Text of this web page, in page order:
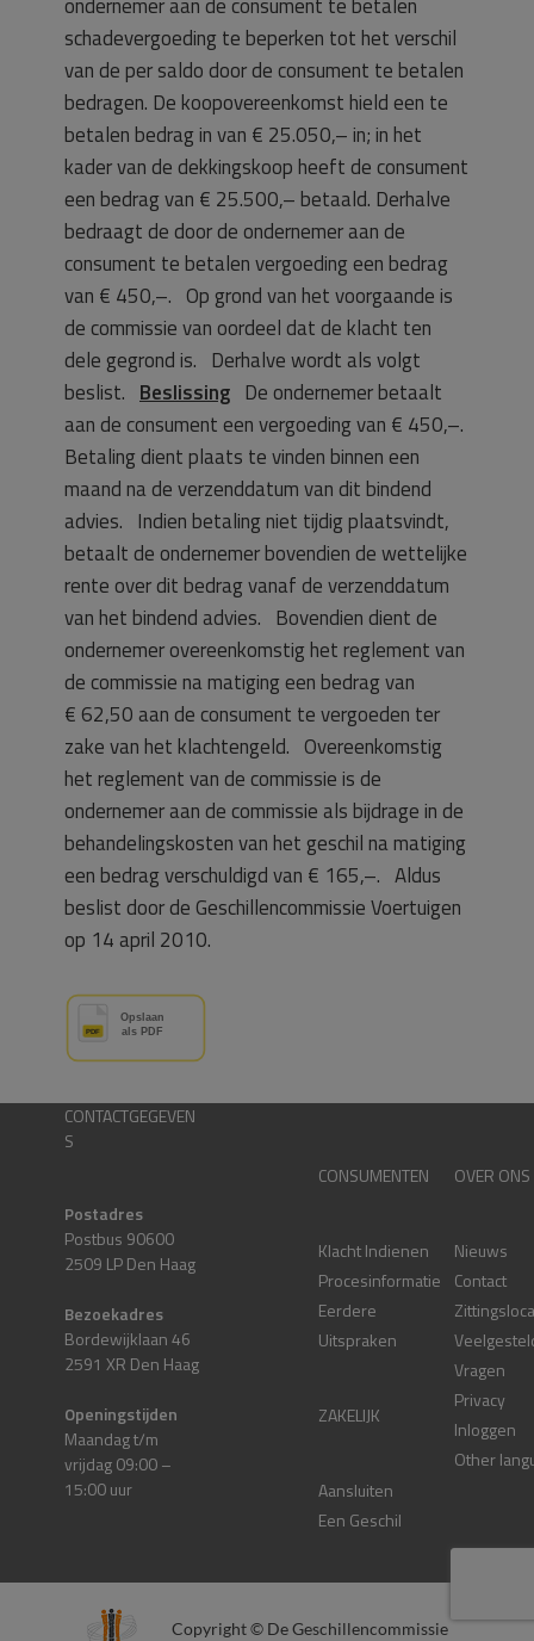
schadevergoeding te beperken tot het verschil
van de per saldo door de consument te betalen
bedragen. De koopovereenkomst hield een te
betalen bedrag in van € 25.050,– in; in het
kader van de dekkingskoop heeft de consument
een bedrag van € 25.500,– betaald. Derhalve
bedraagt de door de ondernemer aan de
consument te betalen vergoeding een bedrag
van € 450,–. Op grond van het voorgaande is
de commissie van oordeel dat de klacht ten
dele gegrond is. Derhalve wordt als volgt
beslist. Beslissing De ondernemer betaalt
aan de consument een vergoeding van € 450,–.
Betaling dient plaats te vinden binnen een
maand na de verzenddatum van dit bindend
advies. Indien betaling niet tijdig plaatsvindt,
betaalt de ondernemer bovendien de wettelijke
rente over dit bedrag vanaf de verzenddatum
van het bindend advies. Bovendien dient de
ondernemer overeenkomstig het reglement van
de commissie na matiging een bedrag van
€ 62,50 aan de consument te vergoeden ter
zake van het klachtengeld. Overeenkomstig
het reglement van de commissie is de
ondernemer aan de commissie als bijdrage in de
behandelingskosten van het geschil na matiging
een bedrag verschuldigd van € 165,–. Aldus
beslist door de Geschillencommissie Voertuigen
op 14 april 2010.
CONTACTGEGEVEN
S
Postadres
Postbus 90600
2509 LP Den Haag
Bezoekadres
Bordewijklaan 46
2591 XR Den Haag
Openingstijden
Maandag t/m
vrijdag 09:00 –
15:00 uur
CONSUMENTEN
Klacht Indienen
Procesinformatie
Eerdere
Uitspraken
ZAKELIJK
Aansluiten
Een Geschil
OVER ONS
Nieuws
Contact
Vragen
Privacy
Inloggen
Other
Copyright © De Geschillencommissie